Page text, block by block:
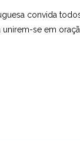
convida
se em